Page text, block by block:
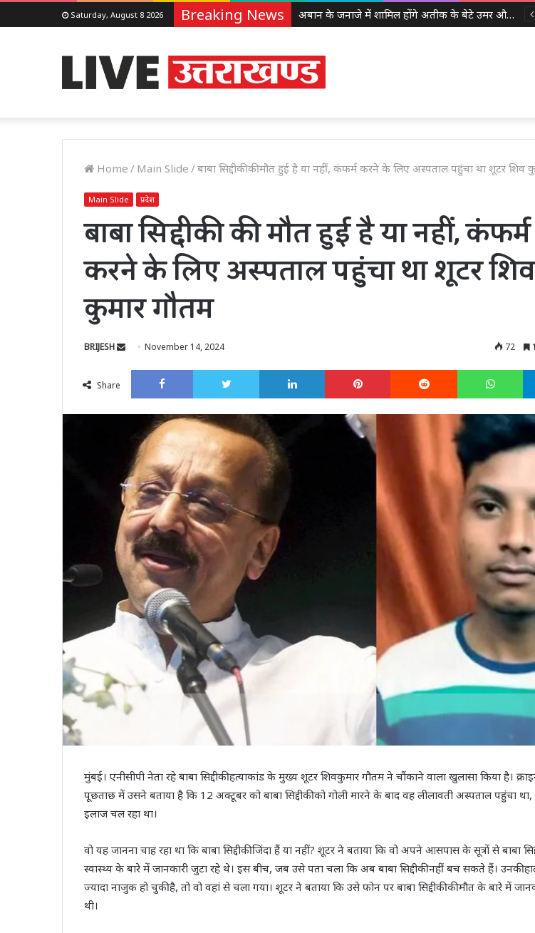
Saturday, August 8 2026 Breaking News अबान के जनाजे में शामिल होंगे अतीक के बेटे उमर और अली, इलाहाबाद हाईकोर्ट ने दी पैरोल
Home / Main Slide /बाबा सिद्दीकी की मौत हुई है या नहीं, कंफर्म करने के लिए अस्पताल पहुंचा था शूटर शिव
Main Slide प्रदेश
बाबा सिद्दीकी की मौत हुई है या नहीं, कंफर्म
करने के लिए अस्पताल पहुंचा था शूटर शिव
कुमार गौतम
BRIJESH
SendNovember 14, 2024 72
Share
Facebook Twitter LinkedIn Pinterest Reddit
मुंबई। एनीसीपी नेता रहे बाबा सिद्दीकी हत्याकांड के मुख्य शूटर शिवकुमार गौतम ने चौंकाने वाला खुलासा किया है।
पूछताछ में उसने बताया है कि 12 अक्टूबर को बाबा सिद्दीकी को गोली मारने के बाद वह लीलावती अस्पताल पहुंचा
इलाज चल रहा था।
वो यह जानना चाह रहा था कि बाबा सिद्दीकी जिंदा हैं या नहीं? शूटर ने बताया कि वो अपने आसपास के सूत्रों से बाबा
स्वास्थ्य के बारे में जानकारी जुटा रहे थे। इस बीच, जब उसे पता चला कि अब बाबा सिद्दीकी नहीं बच सकते हैं। उनकी
ज्यादा नाजुक हो चुकी है, तो वो वहां से चला गया। शूटर ने बताया कि उसे फोन पर बाबा सिद्दीकी की मौत के बारे में
थी।